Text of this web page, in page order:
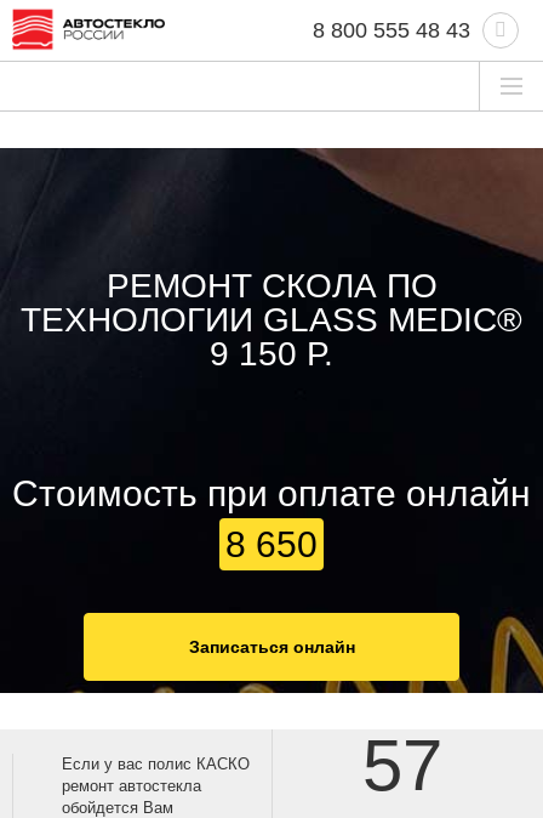
8 800 555 48 43
РЕМОНТ СКОЛА ПО
ТЕХНОЛОГИИ GLASS MEDIC®
9 150 Р.
Стоимость при оплате онлайн
8 650
Записаться онлайн
Если у вас полис КАСКО
ремонт автостекла
обойдется Вам
57